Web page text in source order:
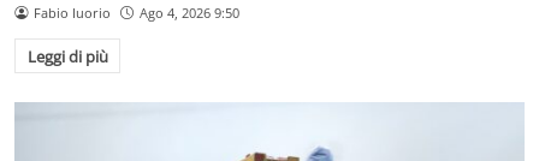
Fabio Iuorio Ago 4, 2026 9:50
Leggi di più